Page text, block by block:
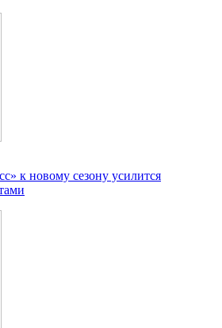
к новому сезону усилится